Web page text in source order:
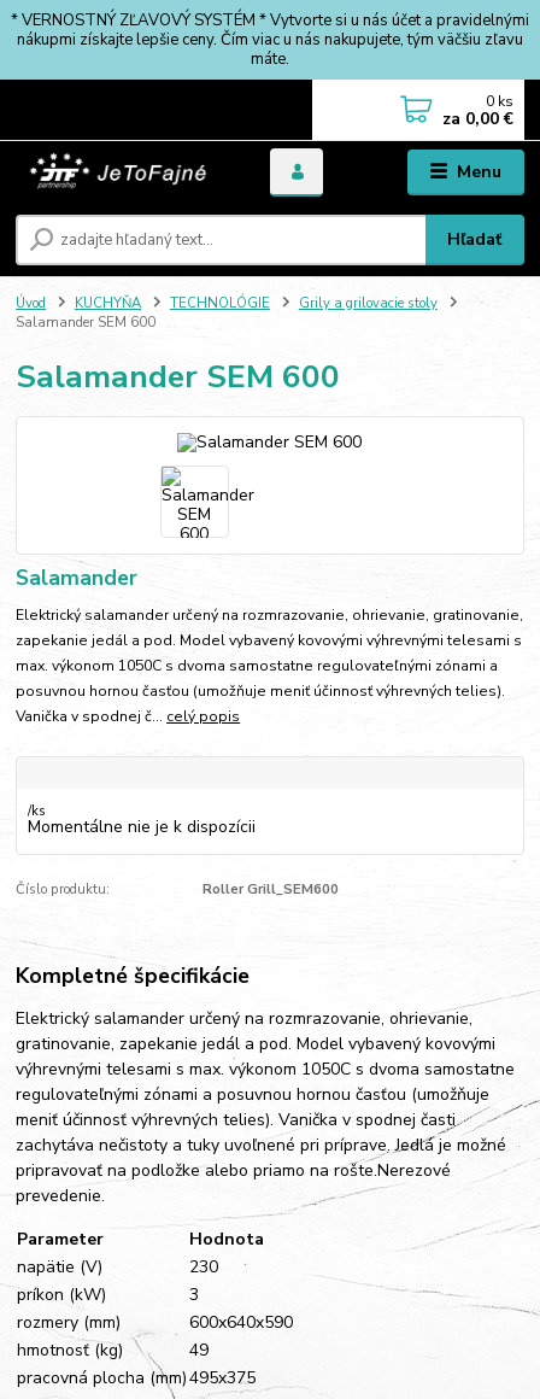
* VERNOSTNÝ ZĽAVOVÝ SYSTÉM * Vytvorte si u nás účet a pravidelnými
nákupmi získajte lepšie ceny. Čím viac u nás nakupujete, tým väčšiu zľavu
máte.
Menu
Hľadať
0 ks
za 0,00 €
Úvod KUCHYŇA TECHNOLÓGIE
Grily a grilovacie stoly
Salamander SEM 600
Salamander SEM 600
Salamander
Elektrický salamander určený na rozmrazovanie, ohrievanie, gratinovanie,
zapekanie jedál a pod. Model vybavený kovovými výhrevnými telesami s
max. výkonom 1050C s dvoma samostatne regulovateľnými zónami a
posuvnou hornou časťou (umožňuje meniť účinnosť výhrevných telies).
Vanička v spodnej č... celý popis
/ks
Momentálne nie je k dispozícii
Číslo produktu: Roller Grill_SEM600
Kompletné špecifikácie
Elektrický salamander určený na rozmrazovanie, ohrievanie,
gratinovanie, zapekanie jedál a pod. Model vybavený kovovými
výhrevnými telesami s max. výkonom 1050C s dvoma samostatne
regulovateľnými zónami a posuvnou hornou časťou (umožňuje
meniť účinnosť výhrevných telies). Vanička v spodnej časti
zachytáva nečistoty a tuky uvoľnené pri príprave. Jedlá je možné
pripravovať na podložke alebo priamo na rošte.Nerezové
prevedenie.
Parameter
Hodnota
napätie (V)
230
príkon (kW)
3
rozmery (mm)
600x640x590
hmotnosť (kg)
49
pracovná plocha (mm)495x375